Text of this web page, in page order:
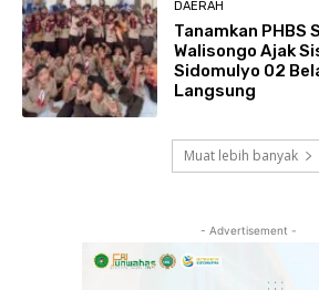
DAERAH
Tanamkan PHBS
Walisongo Ajak
Sidomulyo 02
Langsung
Muat lebih banyak
- Advertisement -